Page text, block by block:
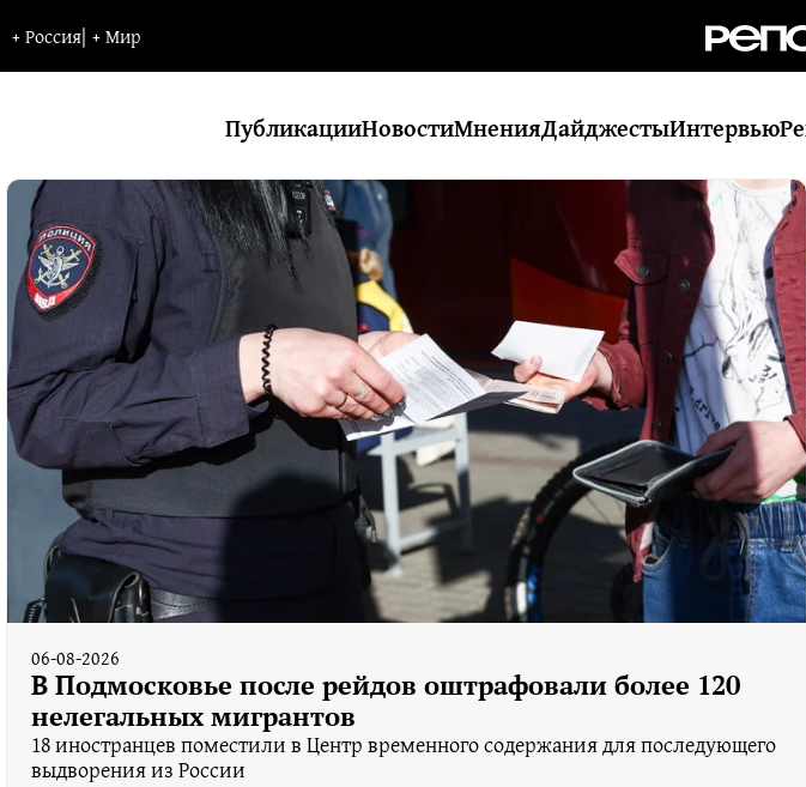
+Россия| +Мир
ПубликацииНовостиМненияДайджестыИнтервью
06-08-2026
В Подмосковье после рейдов оштрафовали более 120
нелегальных мигрантов
18 иностранцев поместили в Центр временного содержания для последующего
выдворения из России